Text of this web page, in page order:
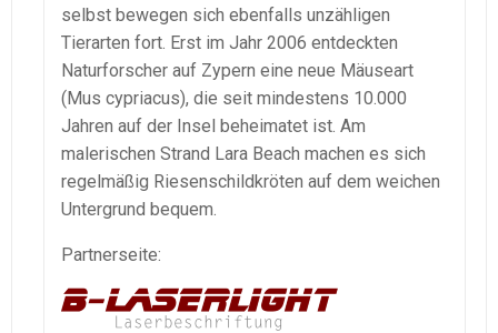
selbst bewegen sich ebenfalls unzähligen
Tierarten fort. Erst im Jahr 2006 entdeckten
Naturforscher auf Zypern eine neue Mäuseart
(Mus cypriacus), die seit mindestens 10.000
Jahren auf der Insel beheimatet ist. Am
malerischen Strand Lara Beach machen es sich
regelmäßig Riesenschildkröten auf dem weichen
Untergrund bequem.
Partnerseite: